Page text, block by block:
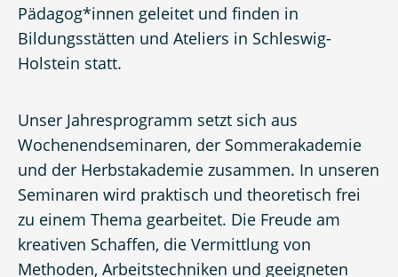
Pädagog*innen geleitet und finden in
Bildungsstätten und Ateliers in Schleswig-
Holstein statt.
Unser Jahresprogramm setzt sich aus
Wochenendseminaren, der Sommerakademie
und der Herbstakademie zusammen. In unseren
Seminaren wird praktisch und theoretisch frei
zu einem Thema gearbeitet. Die Freude am
kreativen Schaffen, die Vermittlung von
Methoden, Arbeitstechniken und geeigneten